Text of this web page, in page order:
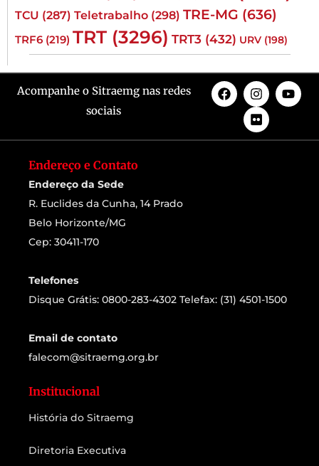
TCU (287) Teletrabalho (298) TRE-MG (636)
TRF6 (219) TRT (3296) TRT3 (432) URV (198)
Acompanhe o Sitraemg nas redes
sociais
Endereço e Contato
Endereço da Sede
R. Euclides da Cunha, 14 Prado
Belo Horizonte/MG
Cep: 30411-170
Telefones
Disque Grátis: 0800-283-4302 Telefax: (31) 4501-1500
Email de contato
falecom@sitraemg.org.br
Institucional
História do Sitraemg
Diretoria Executiva